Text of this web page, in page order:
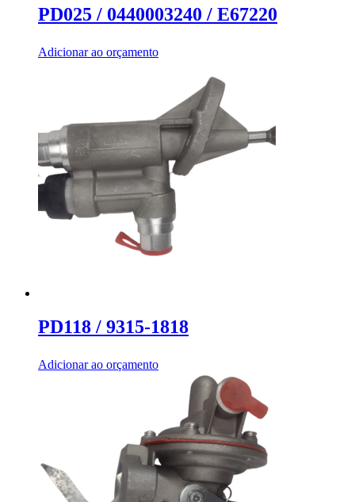
PD025 / 0440003240 / E67220
Adicionar ao orçamento
PD118 / 9315-1818
Adicionar ao orçamento